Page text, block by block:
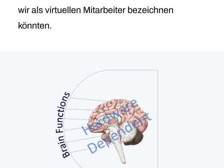
wir als virtuellen Mitarbeiter bezeichnen
könnten.